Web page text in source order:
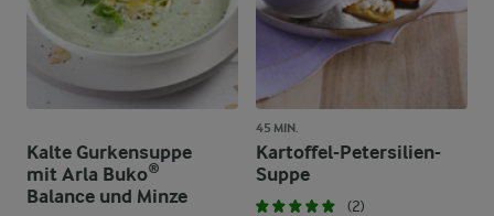
Kalte Gurkensuppe
mit Arla Buko®
Balance und Minze
45 MIN.
Kartoffel-Petersilien-
Suppe
(2)